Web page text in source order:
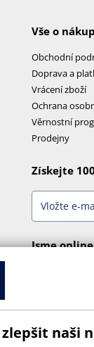
Vše o
Obchodní
Doprava a
Vrácení zboží
Ochrana
Věrnostní
Prodejny
Získejte
Jsme online
naši